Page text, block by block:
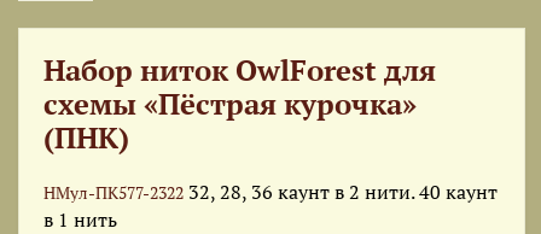
Набор ниток OwlForest для
схемы «Пёстрая курочка»
(ПНК)
НМул-ПК577-2322 32, 28, 36 каунт в 2 нити. 40 каунт
в 1 нить